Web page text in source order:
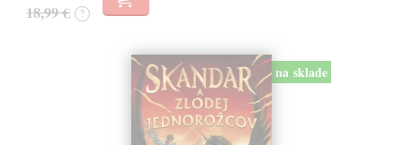
18,99 € ?
na sklade